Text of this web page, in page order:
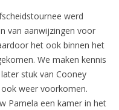
werd
van aanwijzingen voor
het ook binnen het
We maken kennis
stuk van Cooney
weer voorkomen.
Pamela een kamer in het